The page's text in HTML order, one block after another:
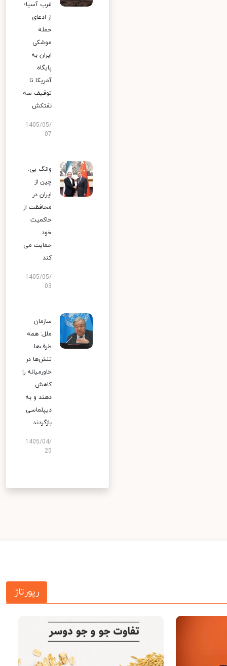
غرب آسیا؛
از ادعای
حمله
موشکی
ایران به
پایگاه
آمریکا تا
توقیف سه
نفتکش
1405/05/
07
وانگ یی:
چین از
ایران در
محافظت از
حاکمیت
خود
حمایت می
کند
1405/05/
03
سازمان
ملل: همه
طرف‌ها
تنش‌ها در
خاورمیانه را
کاهش
دهند و به
دیپلماسی
بازگردند
1405/04/
25
رپورتاژ